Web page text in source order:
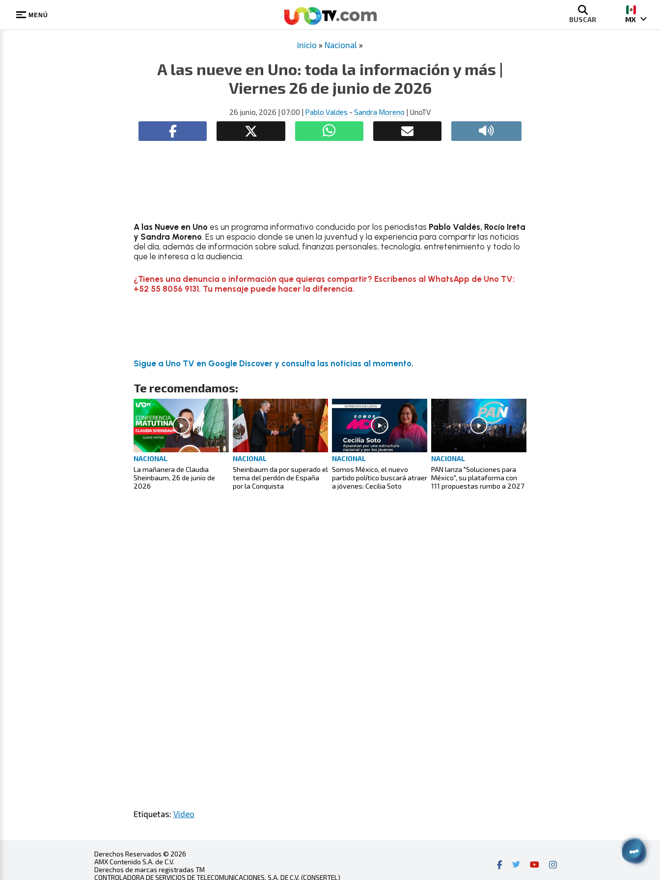
MENÚ BUSCAR MX
Inicio » Nacional »
A las nueve en Uno: toda la información y más |
Viernes 26 de junio de 2026
26 junio, 2026 | 07:00 | Pablo Valdes - Sandra Moreno | UnoTV
A las Nueve en Uno es un programa informativo conducido por los periodistas Pablo Valdés, Rocío Ireta
y Sandra Moreno. Es un espacio donde se unen la juventud y la experiencia para compartir las noticias
del día, además de información sobre salud, finanzas personales, tecnología, entretenimiento y todo lo
que le interesa a la audiencia.
¿Tienes una denuncia o información que quieras compartir? Escríbenos al WhatsApp de Uno TV:
+52 55 8056 9131. Tu mensaje puede hacer la diferencia.
Sigue a Uno TV en Google Discover y consulta las noticias al momento.
Te recomendamos:
NACIONAL
La mañanera de Claudia
Sheinbaum, 26 de junio de
2026
NACIONAL
Sheinbaum da por superado el
tema del perdón de España
por la Conquista
NACIONAL
Somos México, el nuevo
partido político buscará atraer
a jóvenes: Cecilia Soto
NACIONAL
PAN lanza "Soluciones para
México", su plataforma con
111 propuestas rumbo a 2027
Etiquetas: Video
Derechos Reservados © 2026
AMX Contenido S.A. de C.V.
Derechos de marcas registradas TM
CONTROLADORA DE SERVICIOS DE TELECOMUNICACIONES, S.A. DE C.V. (CONSERTEL)